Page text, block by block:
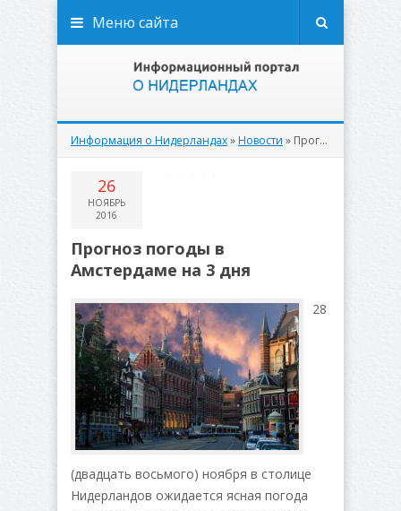
Меню сайта
Информация о Нидерландах»Новости » Прогноз погоды в Амстердаме на 3 дня
26
НОЯБРЬ
2016
Прогноз погоды в
Амстердаме на 3 дня
28
(двадцать восьмого) ноября в столице
Нидерландов ожидается ясная погода